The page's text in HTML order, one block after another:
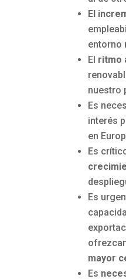
El
entorno
El ritmo
nuestro
Es
interés
en
Es
Es
mayor
Es